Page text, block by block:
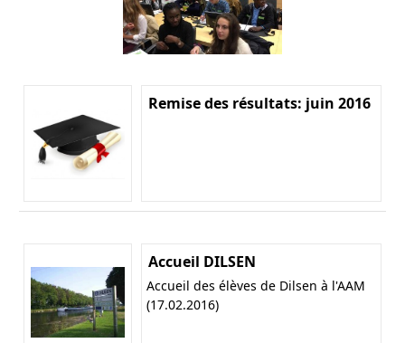
Remise des résultats: juin 2016
Accueil DILSEN
Accueil des élèves de Dilsen à l'AAM
(17.02.2016)